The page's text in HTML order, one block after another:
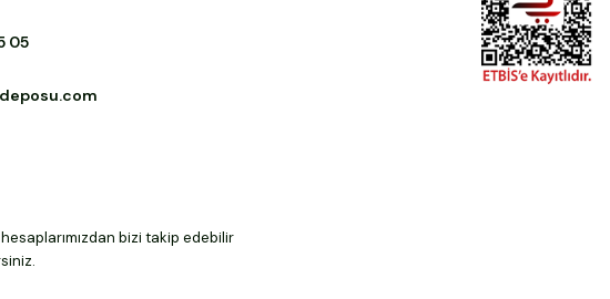
05
bizi takip edebilir